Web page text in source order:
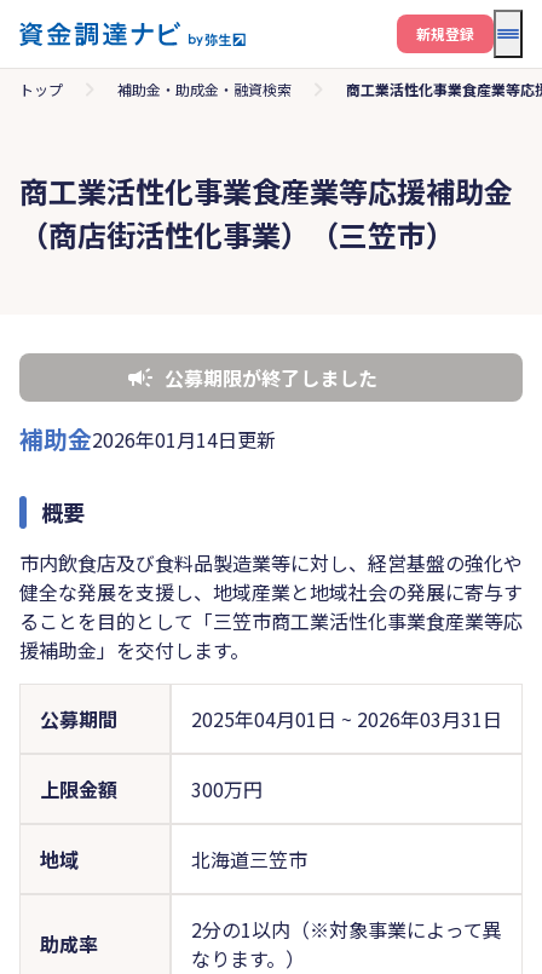
メ
新規登録
トップ 補助金・助成金・融資検索 商工業活性化事業食産業等
商工業活性化事業食産業等応援補助金
（商店街活性化事業）（三笠市）
公募期限が終了しました
補助金2026年01月14日更新
概要
市内飲食店及び食料品製造業等に対し、経営基盤の強化や
健全な発展を支援し、地域産業と地域社会の発展に寄与す
ることを目的として「三笠市商工業活性化事業食産業等応
援補助金」を交付します。
公募期間 2025年04月01日 ~ 2026年03月31日
上限金額 300万円
地域 北海道三笠市
助成率
2分の1以内（※対象事業によって異
なります。）